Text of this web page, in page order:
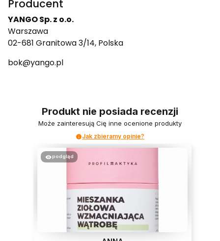
Producent
YANGO Sp. z o.o.
Warszawa
02-681 Granitowa 3/14, Polska
bok@yango.pl
Produkt nie posiada recenzji
Może zainteresują Cię inne ocenione produkty
Jak zbieramy opinie?
podgląd